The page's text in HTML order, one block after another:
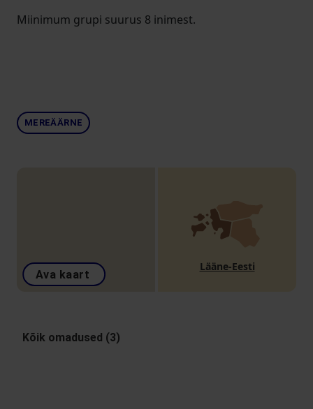
Miinimum grupi suurus 8 inimest.
MEREÄÄRNE
Ava kaart
Lääne-Eesti
Kõik omadused (3)